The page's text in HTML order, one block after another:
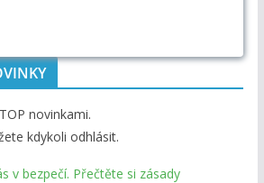
novinkami.
kdykoli odhlásit.
v bezpečí. Přečtěte si zásady